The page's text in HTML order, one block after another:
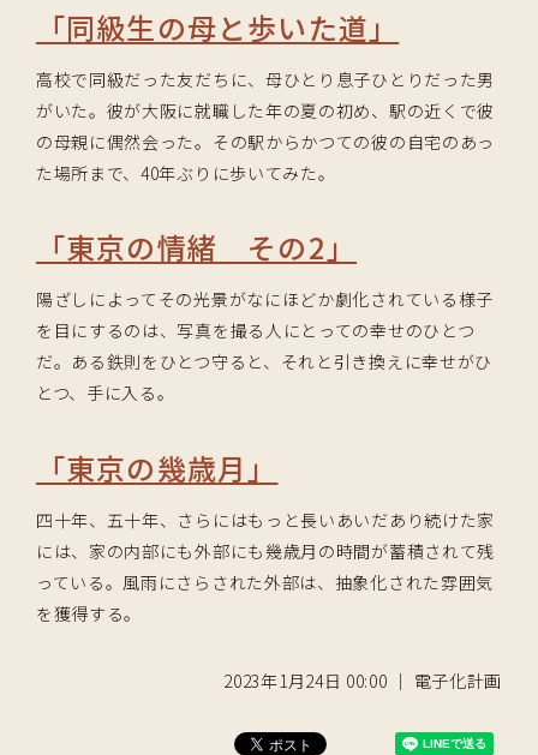
「同級生の母と歩いた道」
高校で同級だった友だちに、母ひとり息子ひとりだった男
がいた。彼が大阪に就職した年の夏の初め、駅の近くで彼
の母親に偶然会った。その駅からかつての彼の自宅のあっ
た場所まで、40年ぶりに歩いてみた。
「東京の情緒 その2」
陽ざしによってその光景がなにほどか劇化されている様子
を目にするのは、写真を撮る人にとっての幸せのひとつ
だ。ある鉄則をひとつ守ると、それと引き換えに幸せがひ
とつ、手に入る。
「東京の幾歳月」
四十年、五十年、さらにはもっと長いあいだあり続けた家
には、家の内部にも外部にも幾歳月の時間が蓄積されて残
っている。風雨にさらされた外部は、抽象化された雰囲気
を獲得する。
2023年1月24日 00:00 ｜ 電子化計画